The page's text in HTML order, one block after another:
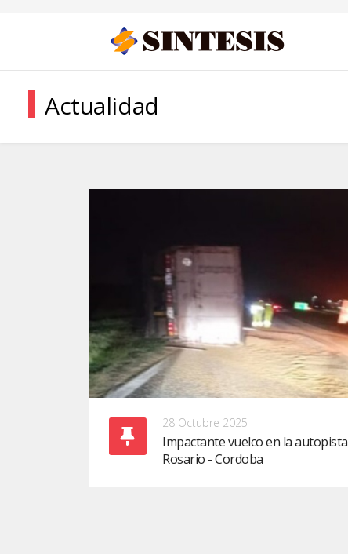
Actualidad
28 Octubre 2025
Impactante vuelco en la autopista
Rosario - Cordoba